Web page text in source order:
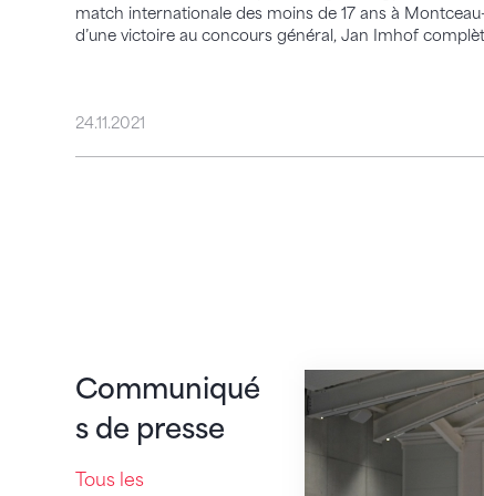
match internationale des moins de 17 ans à
d’une victoire au concours général, Jan Imhof
24.11.2021
Communiqué
s de presse
Tous les
Matteo